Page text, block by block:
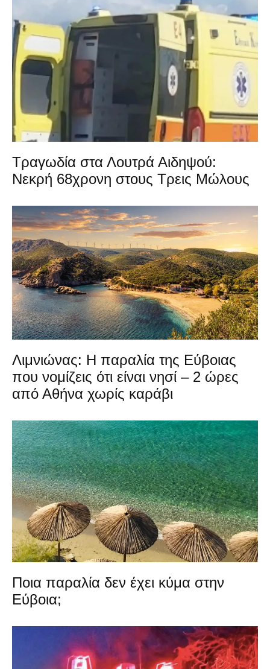
Τραγωδία στα Λουτρά Αιδηψού:
Νεκρή 68χρονη στους Τρεις Μώλους
Λιμνιώνας: Η παραλία της Εύβοιας
που νομίζεις ότι είναι νησί – 2 ώρες
από Αθήνα χωρίς καράβι
Ποια παραλία δεν έχει κύμα στην
Εύβοια;